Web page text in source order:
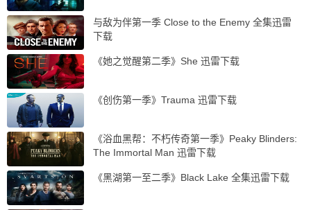
与敌为伴第一季 Close to the Enemy 全集迅雷
下载
《她之觉醒第二季》She 迅雷下载
《创伤第一季》Trauma 迅雷下载
《浴血黑帮：不朽传奇第一季》Peaky Blinders:
The Immortal Man 迅雷下载
《黑湖第一至二季》Black Lake 全集迅雷下载